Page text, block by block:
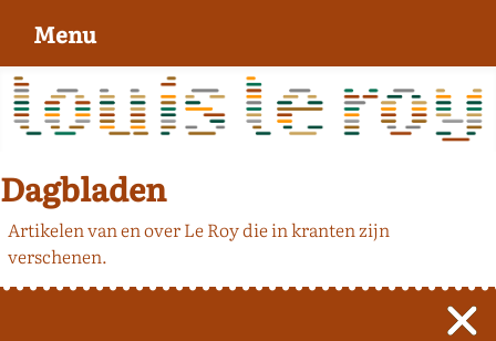
Dagbladen
Artikelen van en over Le Roy die in kranten zijn
verschenen.
Menu